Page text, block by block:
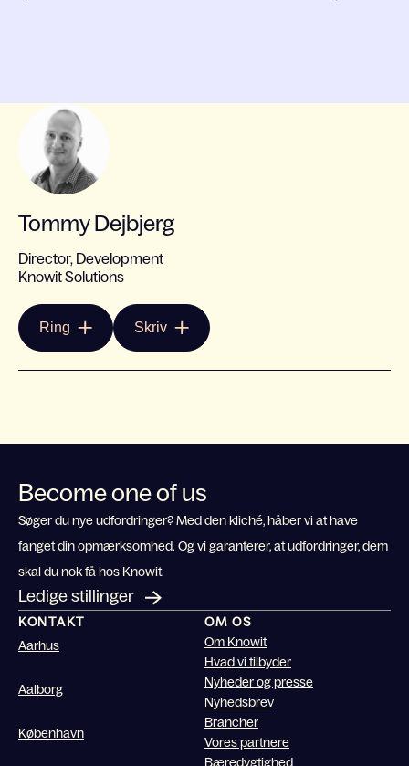
Tommy Dejbjerg
Director, Development
Knowit Solutions
Ring Skriv
Become one of us
Søger du nye udfordringer? Med den kliché, håber vi at have
fanget din opmærksomhed. Og vi garanterer, at udfordringer, dem
skal du nok få hos Knowit.
Ledige stillinger
KONTAKT
Aarhus
Aalborg
København
OM OS
Om Knowit
Hvad vi tilbyder
Nyheder og presse
Nyhedsbrev
Brancher
Vores partnere
Bæredygtighed